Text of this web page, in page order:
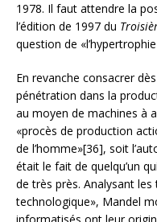
1978. Il faut attendre la
l’édition de 1997 du
question de
En revanche consacrer
pénétration dans la
au moyen de machines à
«procès de production
de l’homme»[36], soit
était le fait de quelqu’un
de très près. Analysant
technologique», Mandel